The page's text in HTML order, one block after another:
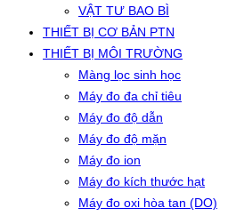
VẬT TƯ BAO BÌ
THIẾT BỊ CƠ BẢN PTN
THIẾT BỊ MÔI TRƯỜNG
Màng lọc sinh học
Máy đo đa chỉ tiêu
Máy đo độ dẫn
Máy đo độ mặn
Máy đo ion
Máy đo kích thước hạt
Máy đo oxi hòa tan (DO)